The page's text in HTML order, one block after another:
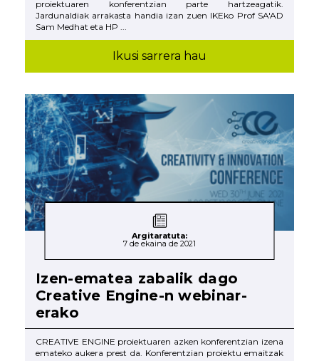
proiektuaren konferentzian parte hartzeagatik.
Jardunaldiak arrakasta handia izan zuen IKEko Prof SA'AD
Sam Medhat eta HP ...
Ikusi sarrera hau
Argitaratuta:
7 de ekaina de 2021
Izen-ematea zabalik dago
Creative Engine-n webinar-
erako
CREATIVE ENGINE proiektuaren azken konferentzian izena
emateko aukera prest da. Konferentzian proiektu emaitzak